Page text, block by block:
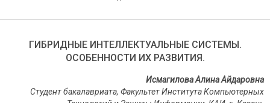
ГИБРИДНЫЕ ИНТЕЛЛЕКТУАЛЬНЫЕ СИСТЕМЫ.
ОСОБЕННОСТИ ИХ РАЗВИТИЯ.
Исмагилова Алина Айдаровна
Студент бакалавриата, ФакультетИнститута Компьютерных